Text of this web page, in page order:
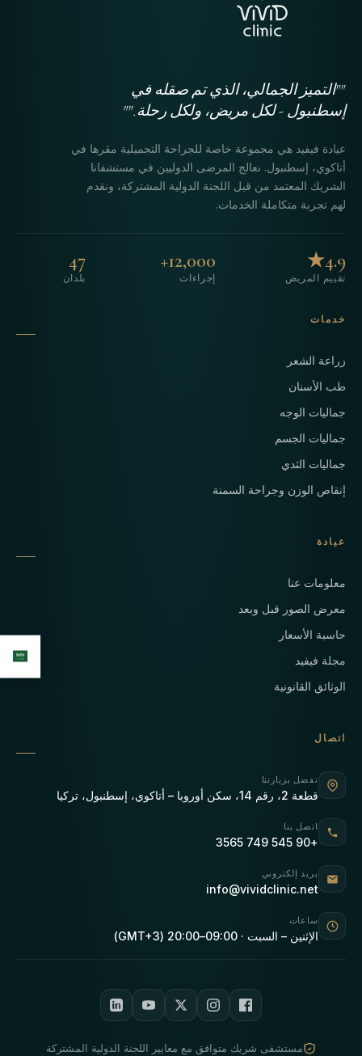
""التميز الجمالي، الذي تم صقله في
إسطنبول - لكل مريض، ولكل رحلة.""
عيادة فيفيد هي مجموعة خاصة للجراحة التجميلية مقرها في
أتاكوي، إسطنبول. نعالج المرضى الدوليين في مستشفانا
الشريك المعتمد من قبل اللجنة الدولية المشتركة، ونقدم
لهم تجربة متكاملة الخدمات.
4.9★
تقييم المريض
12,000+
إجراءات
47
بلدان
خدمات
زراعة الشعر
طب الأسنان
جماليات الوجه
جماليات الجسم
جماليات الثدي
إنقاص الوزن وجراحة السمنة
عيادة
معلومات عنا
معرض الصور قبل وبعد
حاسبة الأسعار
مجلة فيفيد
الوثائق القانونية
اتصال
تفضل بزيارتنا
قطعة 2، رقم 14، سكن أوروبا – أتاكوي، إسطنبول، تركيا
اتصل بنا
+90 545 749 3565
بريد إلكتروني
info@vividclinic.net
ساعات
الإثنين – السبت · 09:00–20:00 (GMT+3)
مستشفى شريك متوافق مع معايير اللجنة الدولية المشتركة